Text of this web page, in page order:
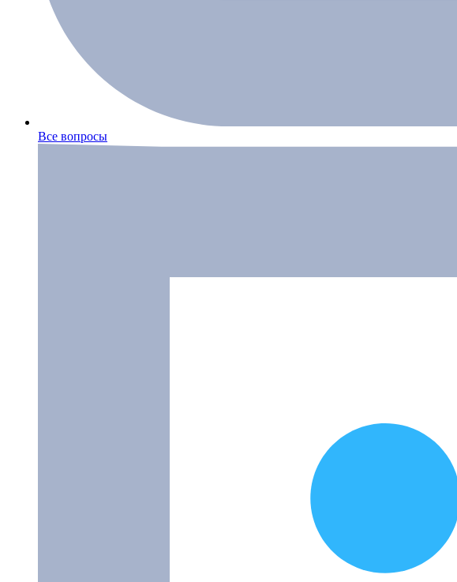
Все вопросы